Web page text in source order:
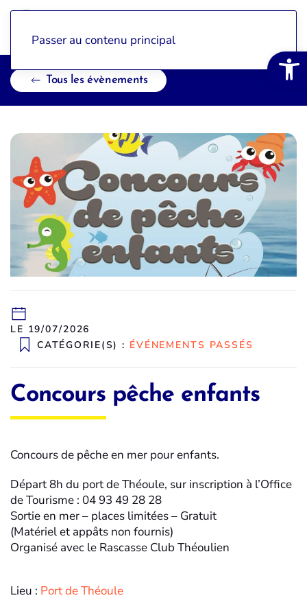
Ouvrir
Passer au contenu principal
Tous les évènements
LE 19/07/2026
CATÉGORIE(S) : ÉVÉNEMENTS PASSÉS
Concours pêche enfants
Concours de pêche en mer pour enfants.
Départ 8h du port de Théoule, sur inscription à l’Office
de Tourisme : 04 93 49 28 28
Sortie en mer – places limitées – Gratuit
(Matériel et appâts non fournis)
Organisé avec le Rascasse Club Théoulien
Lieu : Port de Théoule